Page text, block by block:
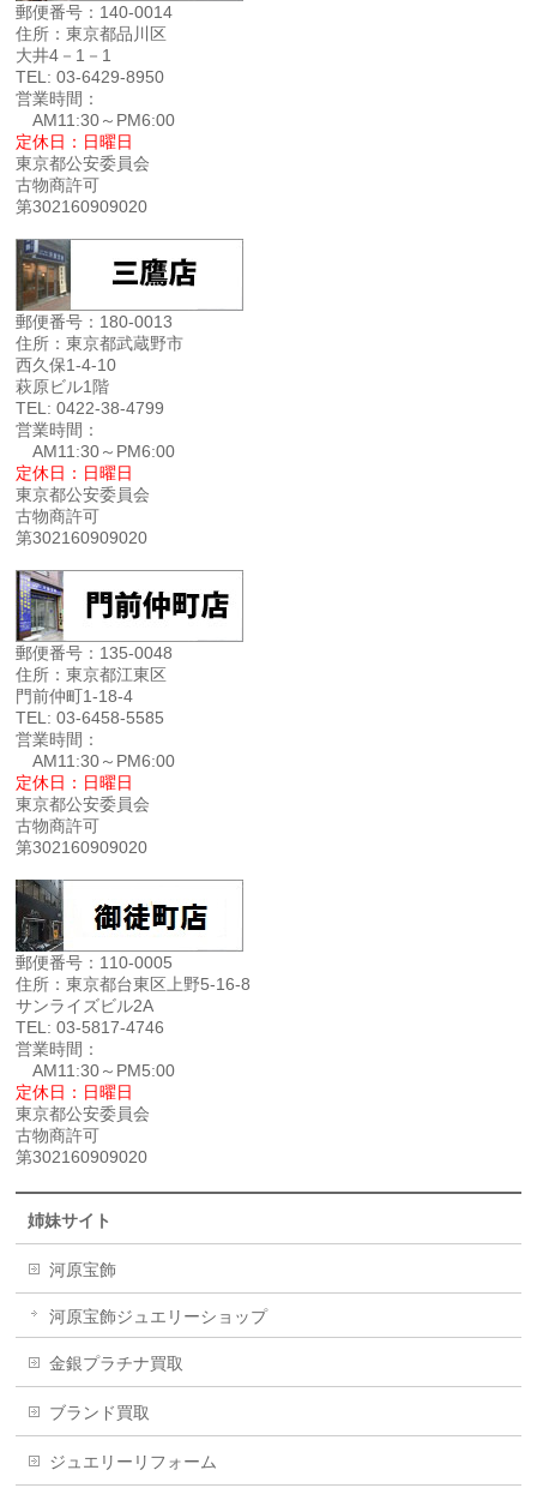
郵便番号：140-0014
住所：東京都品川区
大井4－1－1
TEL: 03-6429-8950
営業時間：
AM11:30～PM6:00
定休日：日曜日
東京都公安委員会
古物商許可
第302160909020
郵便番号：180-0013
住所：東京都武蔵野市
西久保1-4-10
萩原ビル1階
TEL: 0422-38-4799
営業時間：
AM11:30～PM6:00
定休日：日曜日
東京都公安委員会
古物商許可
第302160909020
郵便番号：135-0048
住所：東京都江東区
門前仲町1-18-4
TEL: 03-6458-5585
営業時間：
AM11:30～PM6:00
定休日：日曜日
東京都公安委員会
古物商許可
第302160909020
郵便番号：110-0005
住所：東京都台東区上野5-16-8
サンライズビル2A
TEL: 03-5817-4746
営業時間：
AM11:30～PM5:00
定休日：日曜日
東京都公安委員会
古物商許可
第302160909020
姉妹サイト
河原宝飾
河原宝飾ジュエリーショップ
金銀プラチナ買取
ブランド買取
ジュエリーリフォーム